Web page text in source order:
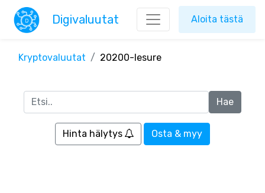
Digivaluutat Aloita tästä
Kryptovaluutat 20200-lesure
Hinta hälytys Osta & myy